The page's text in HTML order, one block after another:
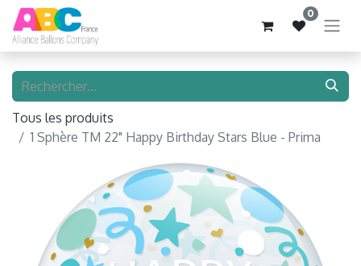
0
Tous les produits
1 Sphère TM 22" Happy Birthday Stars Blue - Prima